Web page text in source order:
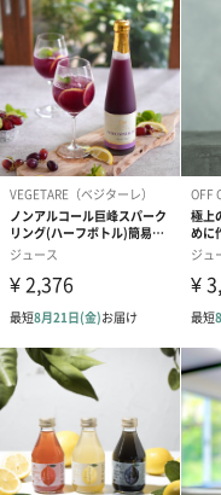
もも
マンゴー
ラ フランス
キハチフードホール
広がるKIHACHIの世界
レストランやカフェ、パ
ジャンルや常識にとらわ